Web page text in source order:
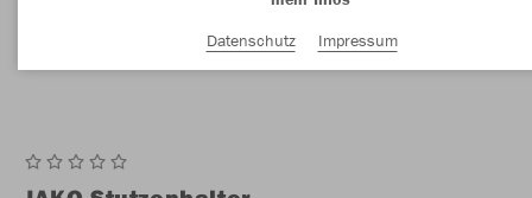
Datenschutz
Impressum